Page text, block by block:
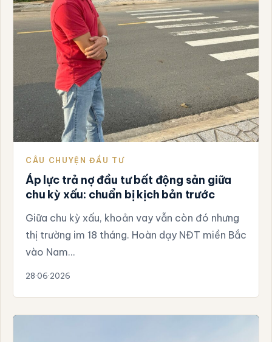
CÂU CHUYỆN ĐẦU TƯ
Áp lực trả nợ đầu tư bất động sản giữa
chu kỳ xấu: chuẩn bị kịch bản trước
Giữa chu kỳ xấu, khoản vay vẫn còn đó nhưng
thị trường im 18 tháng. Hoàn dạy NĐT miền Bắc
vào Nam…
28·06·2026